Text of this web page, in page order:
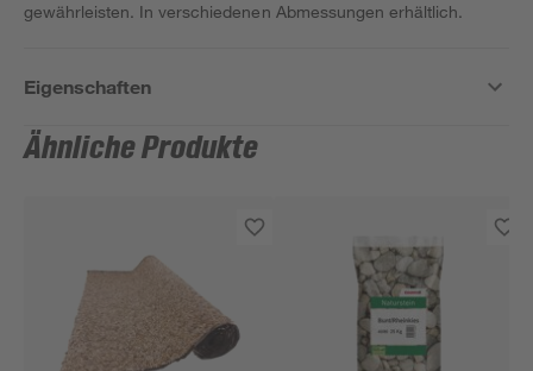
gewährleisten. In verschiedenen Abmessungen erhältlich.
Eigenschaften
Ähnliche Produkte